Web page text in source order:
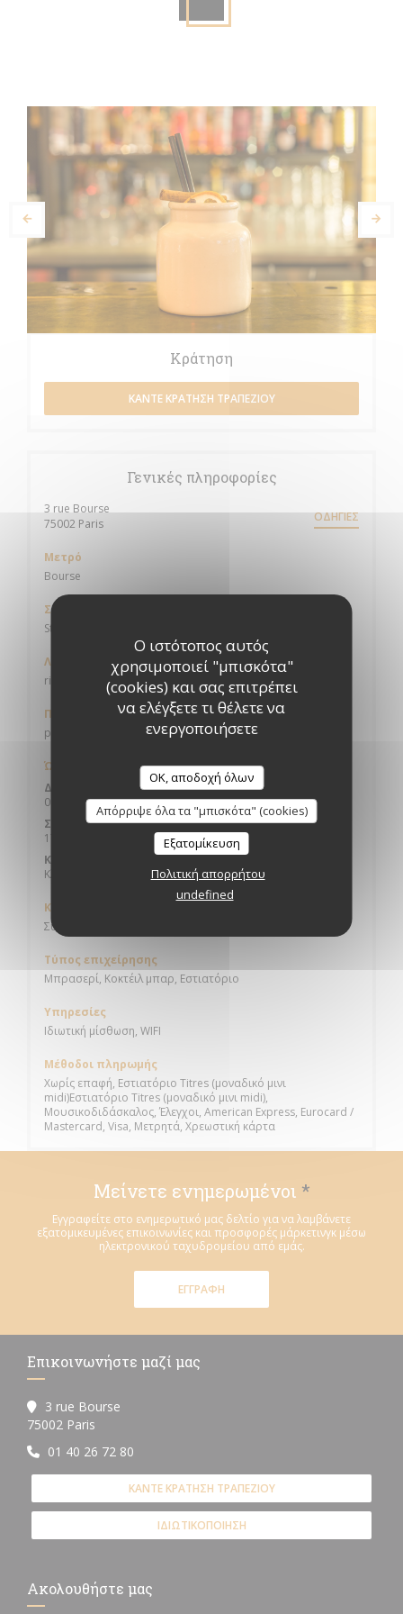
Ο ιστότοπος αυτός
χρησιμοποιεί "μπισκότα"
(cookies) και σας επιτρέπει
να ελέγξετε τι θέλετε να
ενεργοποιήσετε
OK, αποδοχή όλων
Απόρριψε όλα τα "μπισκότα" (cookies)
Εξατομίκευση
Πολιτική απορρήτου
undefined
Κράτηση
ΚΆΝΤΕ ΚΡΆΤΗΣΗ ΤΡΑΠΕΖΙΟΎ
Γενικές πληροφορίες
3 rue Bourse
75002 Paris((ανοίγει σε νέο παράθυρο)) ΟΔΗΓΊΕΣ
Μετρό
Bourse
Σταθμός ποδηλάτων
Station n° 2009 1 RUE DES FILLES SAINT THOMAS
Λεωφορείο
richelieu-Drouot / 4 septembre
Πάρκινγκ
parking Vinci de la bourse
Ώρες λειτουργίας
Δ�
09:00 - 01:00
Σάββατο
17:00 - 01:00
Κυριακή
Κλειστό
Κουζίνα
Σύγχρονη μπρασερί
Τύπος επιχείρησης
Μπρασερί, Κοκτέιλ μπαρ, Εστιατόριο
Υπηρεσίες
Ιδιωτική μίσθωση, WIFI
Μέθοδοι πληρωμής
Χωρίς επαφή, Εστιατόριο Titres (μοναδικό μινι
midi)Εστιατόριο Titres (μοναδικό μινι midi),
Μουσικοδιδάσκαλος, Έλεγχοι, American Express, Eurocard /
Mastercard, Visa, Μετρητά, Χρεωστική κάρτα
Μείνετε ενημερωμένοι *
Εγγραφείτε στο ενημερωτικό μας δελτίο για να λαμβάνετε
εξατομικευμένες επικοινωνίες και προσφορές μάρκετινγκ μέσω
ηλεκτρονικού ταχυδρομείου από εμάς.
ΕΓΓΡΑΦΉ
Επικοινωνήστε μαζί μας
3 rue Bourse
75002 Paris
01 40 26 72 80
ΚΆΝΤΕ ΚΡΆΤΗΣΗ ΤΡΑΠΕΖΙΟΎ
ΙΔΙΩΤΙΚΟΠΟΊΗΣΗ
Ακολουθήστε μας